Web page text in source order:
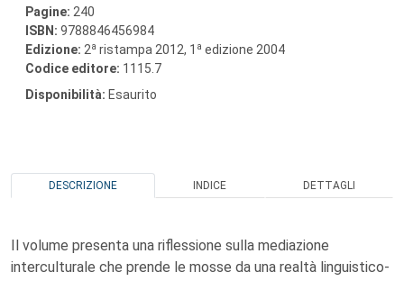
Pagine: 240
ISBN: 9788846456984
Edizione: 2a ristampa 2012, 1 a edizione 2004
Codice editore: 1115.7
Disponibilità: Esaurito
DESCRIZIONE INDICE DETTAGLI
Il volume presenta una riflessione sulla mediazione
interculturale che prende le mosse da una realtà linguistico-